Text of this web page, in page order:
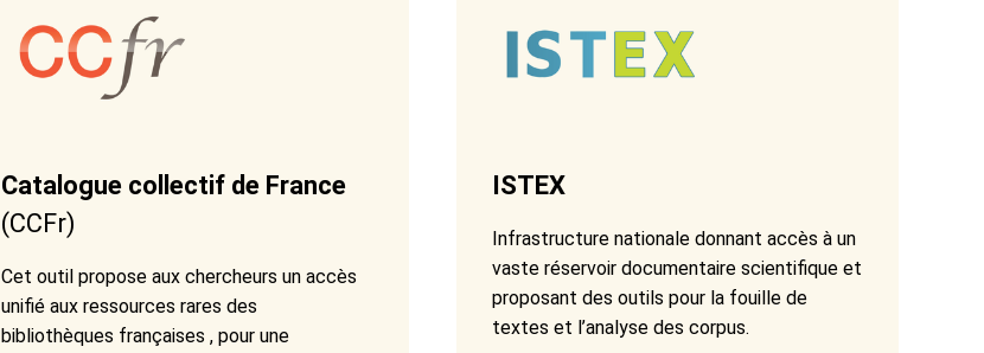
Catalogue collectif de France
(CCFr)
Cet outil propose aux chercheurs un accès
unifié aux ressources rares des
bibliothèques françaises , pour une
ISTEX
Infrastructure nationale donnant accès à un
vaste réservoir documentaire scientifique et
proposant des outils pour la fouille de
textes et l’analyse des corpus.